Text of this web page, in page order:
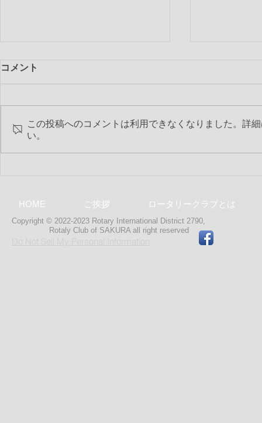
第2545回 6月特別夜間例会
第2544回 6
コメント
この投稿へのコメントは利用できなくなりました。詳
い。
HOME ご挨拶 ロータリークラブとは
Copyright © 2022-2023 Rotary International District 2790,
Rotaly Club of SAKURA all right reserved